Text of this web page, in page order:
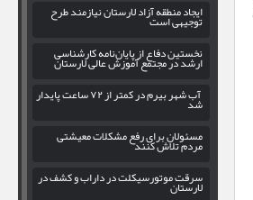
ایجاد منطقه آزاد لارستان نیازمند طرح
توجیهی است
نخستین دفاع از پایان‌نامه کارشناسی
ارشد در مجتمع آموزش عالی لارستان
آب شهر بیرم در کمتر از ۷۲ ساعت پایدار شد
مسئولان برای رفع مشکلات معیشتی
مردم تلاش کنند
سرقت موتورسیکلت در داراب و کشف در
لارستان